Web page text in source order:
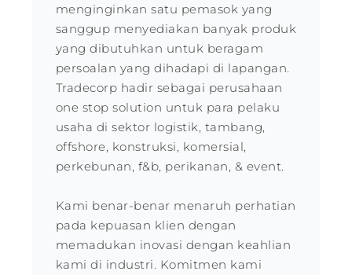
menginginkan satu pemasok yang
sanggup menyediakan banyak produk
yang dibutuhkan untuk beragam
persoalan yang dihadapi di lapangan.
Tradecorp hadir sebagai perusahaan
one stop solution untuk para pelaku
usaha di sektor logistik, tambang,
offshore, konstruksi, komersial,
perkebunan, f&b, perikanan, & event.
Kami benar-benar menaruh perhatian
pada kepuasan klien dengan
memadukan inovasi dengan keahlian
kami di industri. Komitmen kami